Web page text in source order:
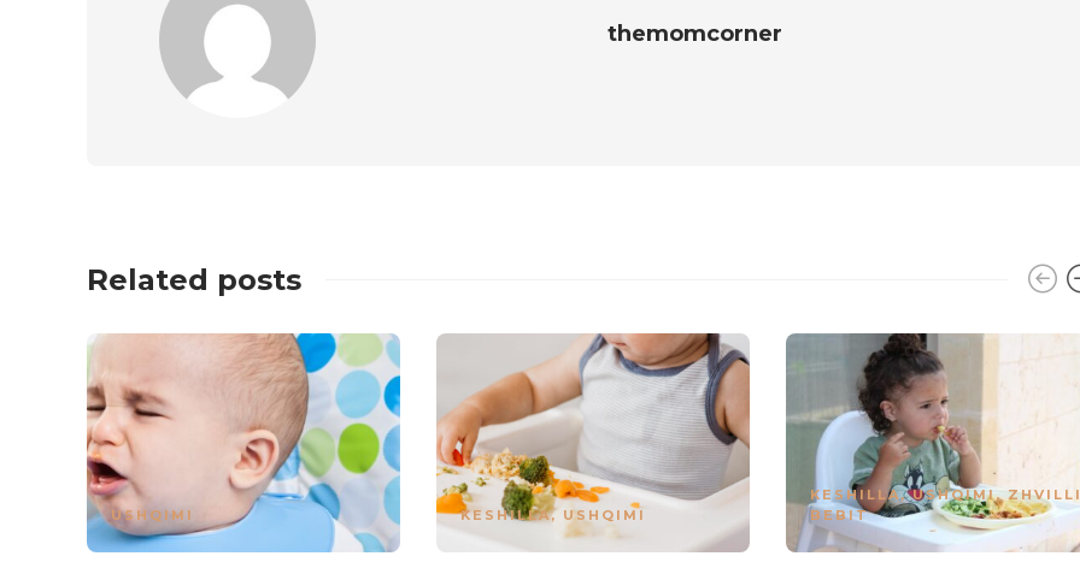
themomcorner
Related posts
USHQIMI KESHILLA, USHQIMI
KESHILLA,USHQIMI,
BEBIT